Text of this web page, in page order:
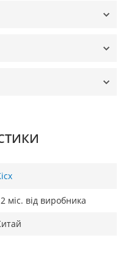
міс. від виробника